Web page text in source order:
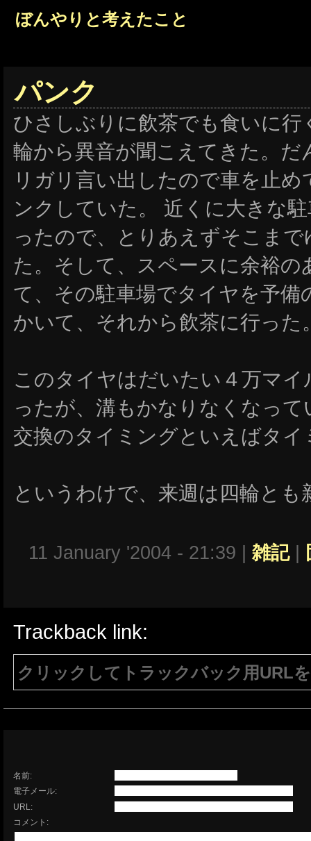
ぼんやりと考えたこと
パンク
ひさしぶりに飲茶でも食いに
輪から異音が聞こえてきた。
リガリ言い出したので車を止
ンクしていた。 近くに大きな
ったので、とりあえずそこま
た。そして、スペースに余裕
て、その駐車場でタイヤを予備
かいて、それから飲茶に行った
このタイヤはだいたい４万マ
ったが、溝もかなりなくなっ
交換のタイミングといえばタ
というわけで、来週は四輪とも
11 January '2004 - 21:39 | 雑記|
Trackback link:
クリックしてトラックバック用URL
名前:
電子メール:
URL:
コメント: